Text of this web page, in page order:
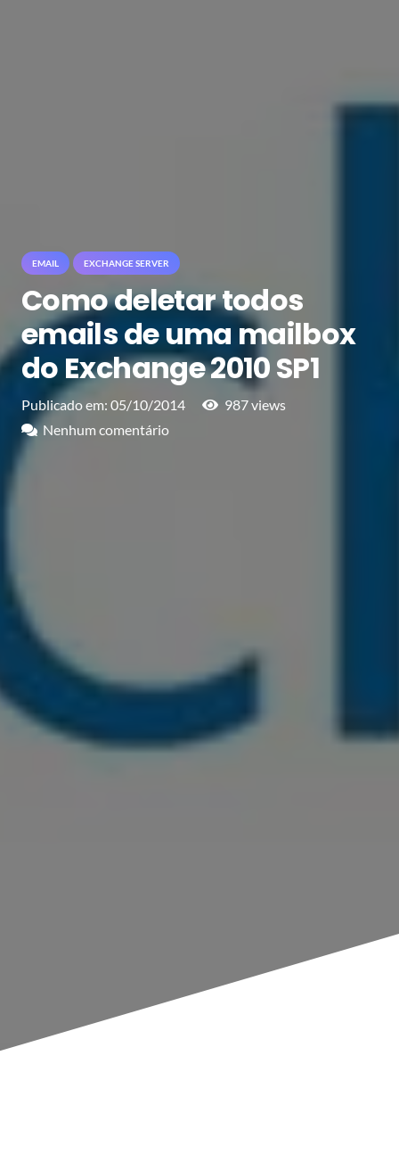
EMAIL EXCHANGE SERVER
Como deletar todos
emails de uma mailbox
do Exchange 2010 SP1
Publicado em: 05/10/2014 987views
Nenhum comentário